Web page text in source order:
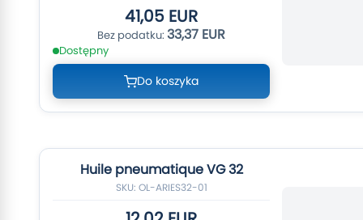
41,05 EUR
33,37 EUR
Dostępny
Do koszyka
Huile pneumatique VG 32
SKU: OL-ARIES32-01